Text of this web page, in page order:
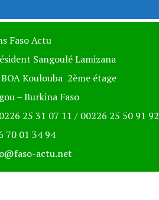
Faso Actu
Sangoulé Lamizana
Koulouba 2ème étage
– Burkina Faso
25 31 07 11 / 00226 25 50 91 92
70 01 34 94
actu.net